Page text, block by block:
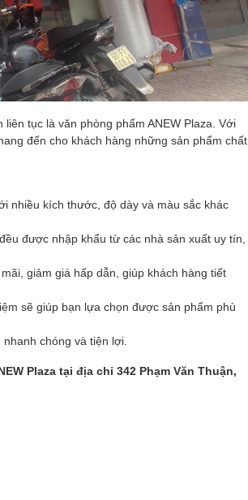
tục là văn phòng phẩm ANEW Plaza. Với
đến cho khách hàng những sản phẩm chất
nhiều kích thước, độ dày và màu sắc khác
được nhập khẩu từ các nhà sản xuất uy tín,
giảm giá hấp dẫn, giúp khách hàng tiết
sẽ giúp bạn lựa chọn được sản phẩm phù
chóng và tiện lợi.
Plaza tại địa chỉ 342 Phạm Văn Thuận,